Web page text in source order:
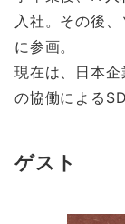
入社。その後
に参画。
現在は、日本
の協働による
ゲスト